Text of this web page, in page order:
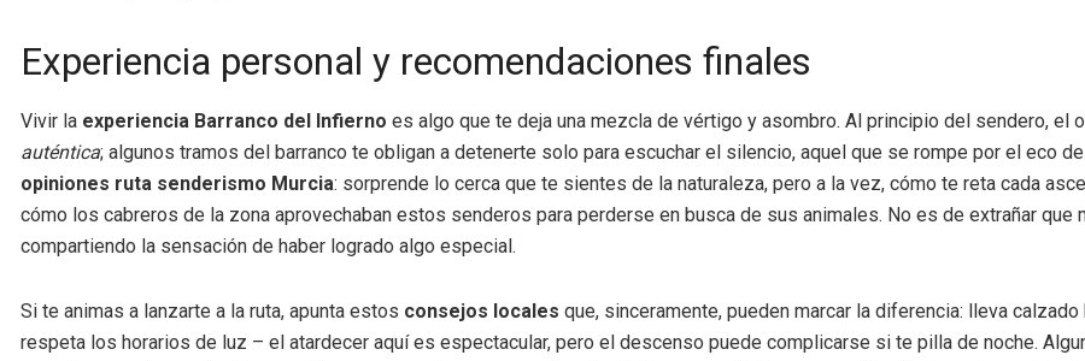
Experiencia personal y recomendaciones finales
Vivir la experiencia Barranco del Infierno es algo que te deja una mezcla de vértigo y asombro. Al principio del sendero, el
auténtica; algunos tramos del barranco te obligan a detenerte solo para escuchar el silencio, aquel que se rompe por el eco
opiniones ruta senderismo Murcia: sorprende lo cerca que te sientes de la naturaleza, pero a la vez, cómo te reta cada
cómo los cabreros de la zona aprovechaban estos senderos para perderse en busca de sus animales. No es de extrañar que
compartiendo la sensación de haber logrado algo especial.
Si te animas a lanzarte a la ruta, apunta estos consejos locales que, sinceramente, pueden marcar la diferencia: lleva
respeta los horarios de luz – el atardecer aquí es espectacular, pero el descenso puede complicarse si te pilla de noche.